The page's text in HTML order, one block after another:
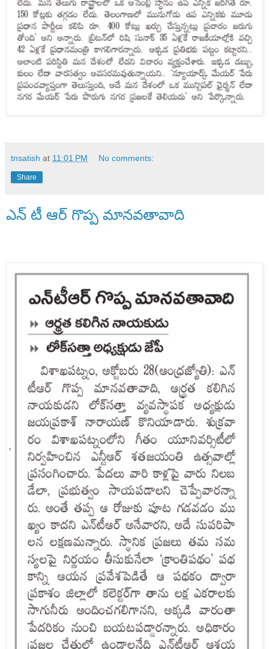
tnsatish at 11:01 PM No comments:
Share
ఎన్ టీ ఆర్ గొప్ప మానవతావాది